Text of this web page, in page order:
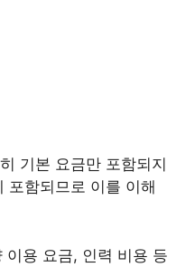
기본 요금만 포함되지
포함되므로 이를 이해
이용 요금, 인력 비용 등